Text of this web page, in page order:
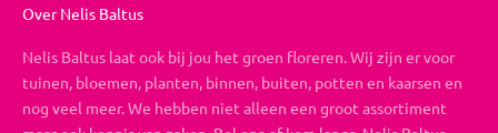
Over Nelis Baltus
Nelis Baltus laat ook bij jou het groen floreren. Wij zijn er voor
tuinen, bloemen, planten, binnen, buiten, potten en kaarsen en
nog veel meer. We hebben niet alleen een groot assortiment